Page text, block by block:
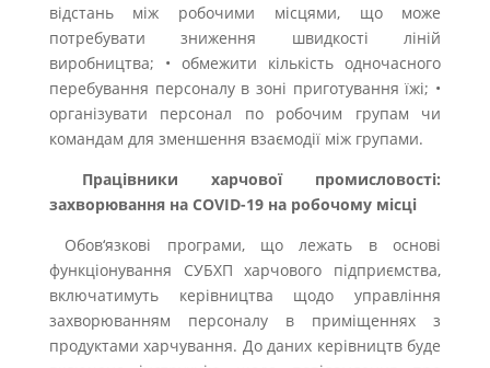
відстань між робочими місцями, що може
потребувати зниження швидкості ліній
виробництва; • обмежити кількість одночасного
перебування персоналу в зоні приготування їжі; •
організувати персонал по робочим групам чи
командам для зменшення взаємодії між групами.
Працівники харчової промисловості:
захворювання на COVID-19 на робочому місці
Обов‘язкові програми, що лежать в основі
функціонування СУБХП харчового підприємства,
включатимуть керівництва щодо управління
захворюванням персоналу в приміщеннях з
продуктами харчування. До даних керівництв буде